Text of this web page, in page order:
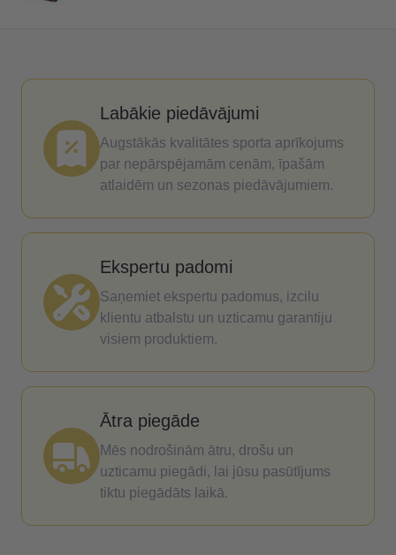
Labākie piedāvājumi
Augstākās kvalitātes sporta aprīkojums
par nepārspējamām cenām, īpašām
atlaidēm un sezonas piedāvājumiem.
Ekspertu padomi
Saņemiet ekspertu padomus, izcilu
klientu atbalstu un uzticamu garantiju
visiem produktiem.
Ātra piegāde
Mēs nodrošinām ātru, drošu un
uzticamu piegādi, lai jūsu pasūtījums
tiktu piegādāts laikā.